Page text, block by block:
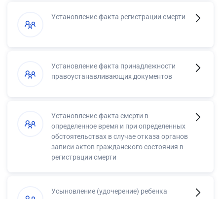
Установление факта регистрации смерти
Установление факта принадлежности
правоустанавливающих документов
Установление факта смерти в
определенное время и при определенных
обстоятельствах в случае отказа органов
записи актов гражданского состояния в
регистрации смерти
Усыновление (удочерение) ребенка